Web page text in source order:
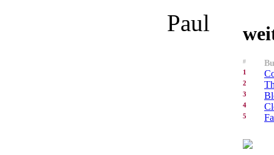
#
1
2
3
4
5
Paul